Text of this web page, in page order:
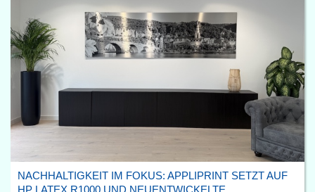
NACHHALTIGKEIT IM FOKUS: APPLIPRINT SETZT AUF
HP LATEX R1000 UND NEUENTWICKELTE